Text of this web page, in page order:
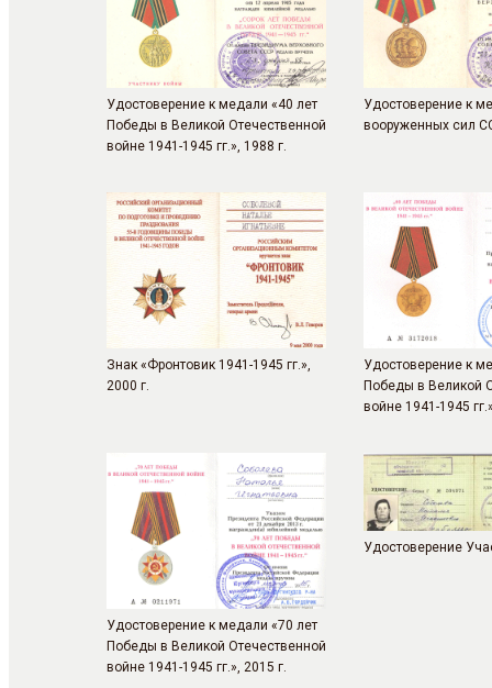
Удостоверение к медали «40 лет
Победы в Великой Отечественной
войне 1941-1945 гг.», 1988 г.
Удостоверение к
вооруженных сил
Знак «Фронтовик 1941-1945 гг.»,
2000 г.
Удостоверение к
Победы в Великой
войне 1941-1945
Удостоверение к медали «70 лет
Победы в Великой Отечественной
войне 1941-1945 гг.», 2015 г.
Удостоверение